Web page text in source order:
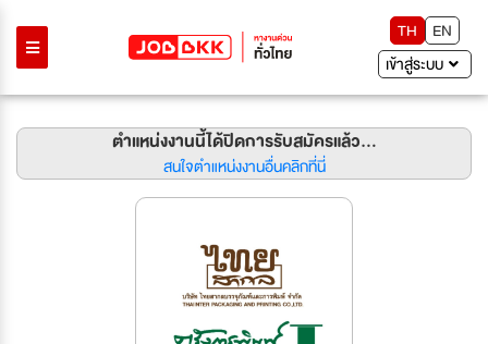
TH
EN
เข้าสู่ระบบ
ตำแหน่งงานนี้ได้ปิดการรับสมัครแล้ว...
สนใจตำแหน่งงานอื่นคลิกที่นี่